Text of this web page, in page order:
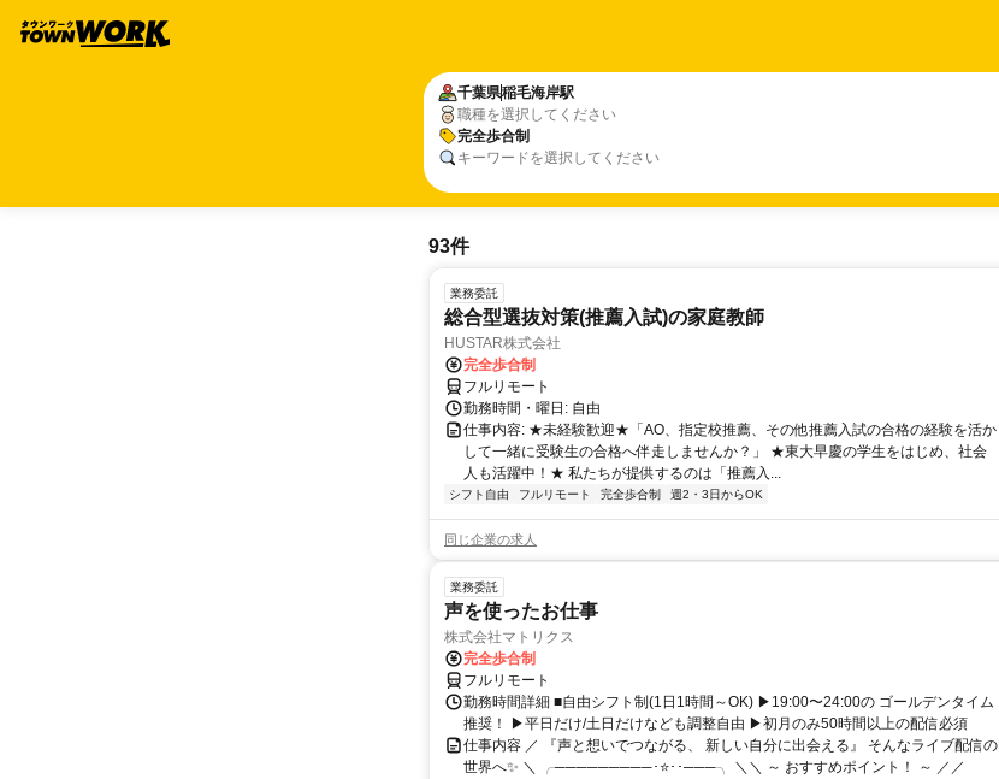
千葉県稲毛海岸駅
職種を選択してください
完全歩合制
キーワードを選択してください
93件
業務委託
総合型選抜対策(推薦入試)の家庭教師
HUSTAR株式会社
完全歩合制
フルリモート
勤務時間・曜日: 自由
仕事内容: ★未経験歓迎★「AO、指定校推薦、その他推薦入試の合格の経験を活か
して一緒に受験生の合格へ伴走しませんか？」 ★東大早慶の学生をはじめ、社会
人も活躍中！★ 私たちが提供するのは「推薦入...
シフト自由 フルリモート 完全歩合制 週2・3日からOK
同じ企業の求人
業務委託
声を使ったお仕事
株式会社マトリクス
完全歩合制
フルリモート
勤務時間詳細 ■自由シフト制(1日1時間～OK) ▶19:00〜24:00の ゴールデンタイム
推奨！ ▶平日だけ/土日だけなども調整自由 ▶初月のみ50時間以上の配信必須
仕事内容 ／ 『声と想いでつながる、 新しい自分に出会える』 そんなライブ配信の
世界へ✨ ＼ ╭─────────･⭐･･───╮ ＼＼ ～ おすすめポイント！ ～ ／／